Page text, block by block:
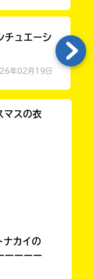
チュエーシ
年02月19日
マスの衣
ナカイの
ーーーー